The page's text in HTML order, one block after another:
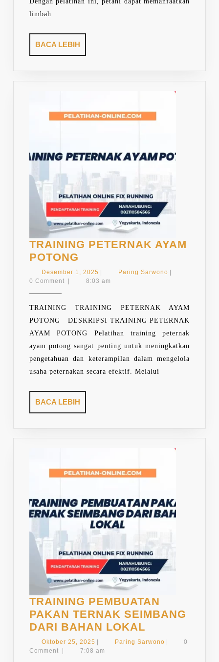
limbah
BACA LEBIH
LEBIH
TRAINING PETERNAK AYAM
POTONG
PETERNAK
AYAM
Desember 1, 2025 Desember
1,
| Paring SarwonoParing
|
0 Comment
| 8:03 am
TRAINING TRAINING PETERNAK AYAM
POTONG DESKRIPSI TRAINING PETERNAK
AYAM POTONG Pelatihan training peternak
ayam potong sangat penting untuk meningkatkan
pengetahuan dan keterampilan dalam mengelola
usaha peternakan secara efektif. Melalui
BACA LEBIH
LEBIH
TRAINING PEMBUATAN
PAKAN TERNAK SEIMBANG
DARI BAHAN LOKAL
PEMBUATAN
Oktober 25, 2025 Oktober
25,
Paring SarwonoParing0
Comment
7:08 am